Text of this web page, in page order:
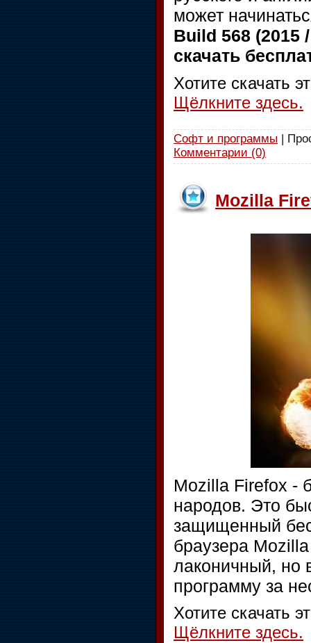
может
Build 568 (2015
скачать
Хотите скачать
Щёлкните здесь.
Софт и программы |
Комментарии (0)
Mozilla
Mozilla Firefox -
народов. Это
защищенный
браузера
лаконичный, но
программу за
Хотите скачать
Щёлкните здесь.